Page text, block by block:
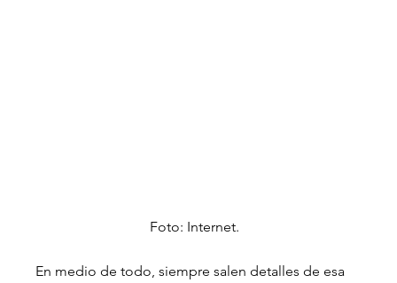
Foto: Internet.
En medio de todo, siempre salen detalles de esa